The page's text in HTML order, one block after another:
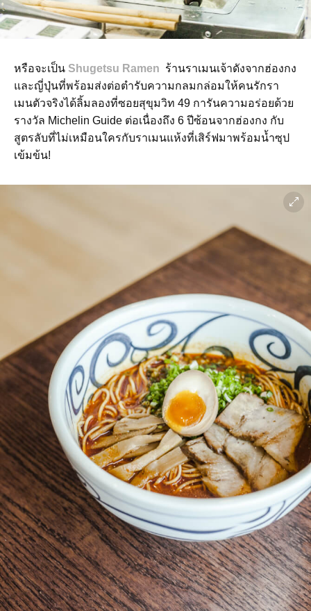
หรือจะเป็น Shugetsu Ramen ร้านราเมนเจ้าดังจากฮ่องกง
และญี่ปุ่นที่พร้อมส่งต่อตำรับความกลมกล่อมให้คนรักรา
เมนตัวจริงได้ลิ้มลองที่ซอยสุขุมวิท 49 การันความอร่อยด้วย
รางวัล Michelin Guide ต่อเนื่องถึง 6 ปีซ้อนจากฮ่องกง กับ
สูตรลับที่ไม่เหมือนใครกับราเมนแห้งที่เสิร์ฟมาพร้อมน้ำซุป
เข้มข้น!